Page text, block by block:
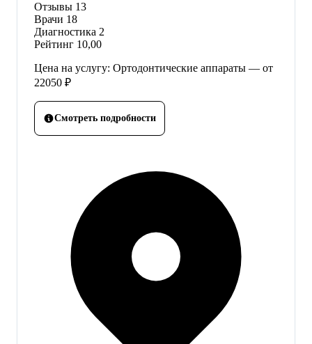
Отзывы 13
Врачи 18
Диагностика 2
Рейтинг 10,00
Цена на услугу: Ортодонтические аппараты — от
22050 ₽
Смотреть подробности